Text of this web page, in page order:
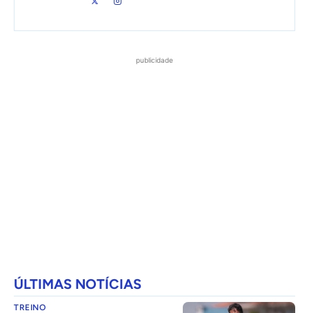
publicidade
ÚLTIMAS NOTÍCIAS
TREINO